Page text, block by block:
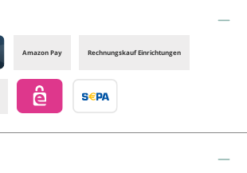
Amazon Pay Rechnungskauf Einrichtungen